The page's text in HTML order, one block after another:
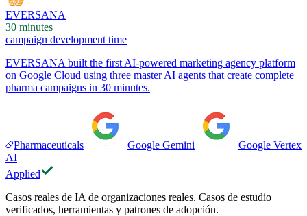
EVERSANA
30 minutes
campaign development time
EVERSANA built the first AI-powered marketing agency platform
on Google Cloud using three master AI agents that create complete
pharma campaigns in 30 minutes.
Pharmaceuticals Google Gemini
Google Vertex
AI
Applied
Casos reales de IA de organizaciones reales. Casos de estudio
verificados, herramientas y patrones de adopción.